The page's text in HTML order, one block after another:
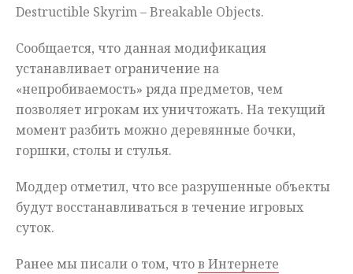
Destructible Skyrim – Breakable Objects.
Сообщается, что данная модификация
устанавливает ограничение на
«непробиваемость» ряда предметов, чем
позволяет игрокам их уничтожать. На текущий
момент разбить можно деревянные бочки,
горшки, столы и стулья.
Моддер отметил, что все разрушенные объекты
будут восстанавливаться в течение игровых
суток.
Ранее мы писали о том, чтов Интернете